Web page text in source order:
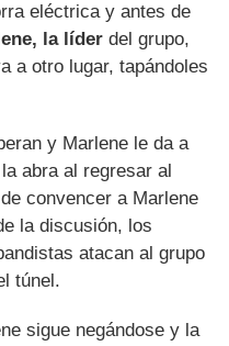
eléctrica y antes de
la líder del grupo,
a otro lugar, tapándoles
y Marlene le da a
abra al regresar al
convencer a Marlene
la discusión, los
atacan al grupo
túnel.
sigue negándose y la